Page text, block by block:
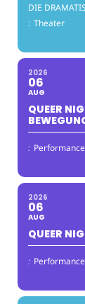
DIE
: Theater
2026
06
AUG
QUEER
:
2026
06
AUG
QUEER
: